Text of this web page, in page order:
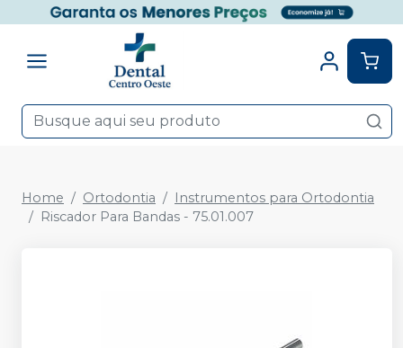
Home Ortodontia
Instrumentos para Ortodontia
Riscador Para Bandas - 75.01.007